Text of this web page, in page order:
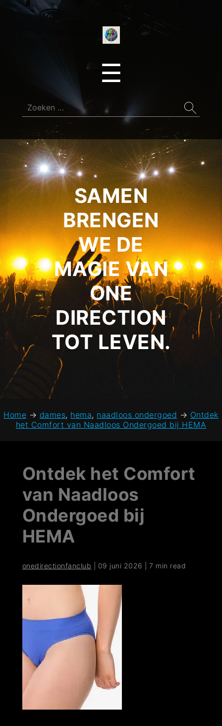
☰
Zoeken
naar:
SAMEN
BRENGEN
WE DE
MAGIE VAN
ONE
DIRECTION
TOT LEVEN.
Home → dames, hema, naadloos ondergoed → Ontdek
het Comfort van Naadloos Ondergoed bij HEMA
Ontdek het Comfort
van Naadloos
Ondergoed bij
HEMA
onedirectionfanclub 09 juni 2026 |7 min read